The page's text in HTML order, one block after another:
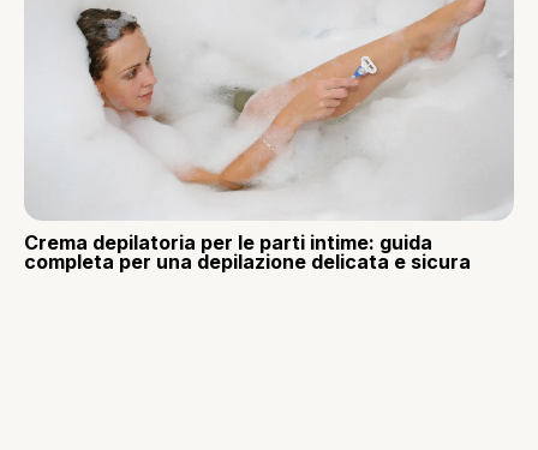
Crema depilatoria per le parti intime: guida
completa per una depilazione delicata e sicura